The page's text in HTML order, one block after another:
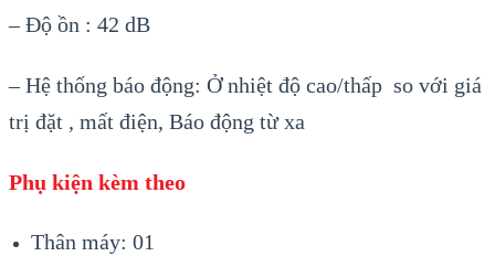
– Độ ồn : 42 dB
– Hệ thống báo động: Ở nhiệt độ cao/thấp so với giá
trị đặt , mất điện, Báo động từ xa
Phụ kiện kèm theo
Thân máy: 01